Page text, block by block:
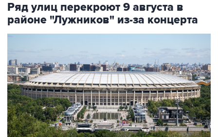
Ряд улиц перекроют 9 августа в
районе "Лужников" из-за концерта